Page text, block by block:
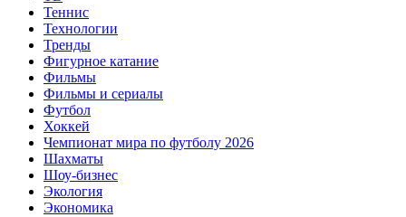
Теннис
Технологии
Тренды
Фигурное катание
Фильмы
Фильмы и сериалы
Футбол
Хоккей
Чемпионат мира по футболу 2026
Шахматы
Шоу-бизнес
Экология
Экономика